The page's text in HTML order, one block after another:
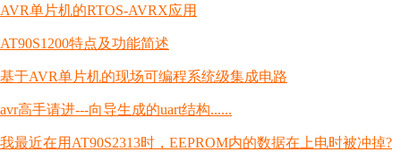
AVR单片机的RTOS-AVRX应用
AT90S1200特点及功能简述
基于AVR单片机的现场可编程系统级集成电路
avr高手请进---向导生成的uart结构......
我最近在用AT90S2313时，EEPROM内的数据在上电时被冲掉?